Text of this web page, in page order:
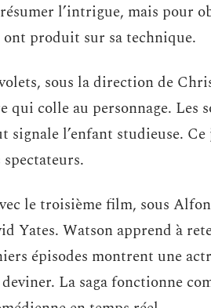
l’intrigue, mais pour
ont produit sur sa technique.
sous la direction de
qui colle au personnage.
l’enfant studieuse.
le troisième film, sous
Yates. Watson apprend à
épisodes montrent une
La saga fonctionne